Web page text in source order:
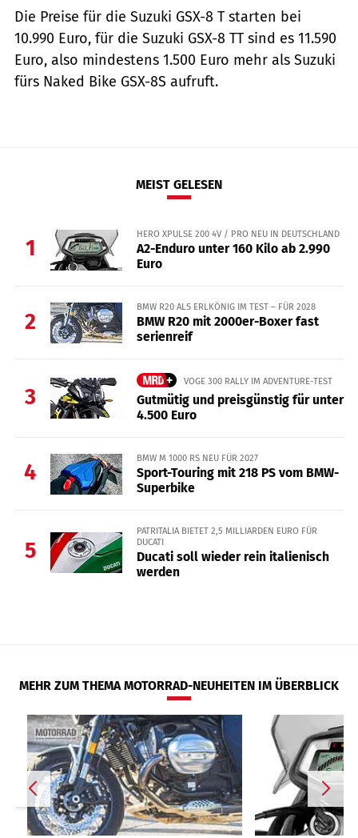
Die Preise für die Suzuki GSX-8 T starten bei
10.990 Euro, für die Suzuki GSX-8 TT sind es 11.590
Euro, also mindestens 1.500 Euro mehr als Suzuki
fürs Naked Bike GSX-8S aufruft.
MEIST GELESEN
1
HERO XPULSE 200 4V / PRO NEU IN DEUTSCHLAND
A2-Enduro unter 160 Kilo ab 2.990
Euro
2
BMW R20 ALS ERLKÖNIG IM TEST – FÜR 2028
BMW R20 mit 2000er-Boxer fast
serienreif
3
VOGE 300 RALLY IM ADVENTURE-TEST
Gutmütig und preisgünstig für unter
4.500 Euro
4
BMW M 1000 RS NEU FÜR 2027
Sport-Touring mit 218 PS vom BMW-
Superbike
5
PATRITALIA BIETET 2,5 MILLIARDEN EURO FÜR
DUCATI
Ducati soll wieder rein italienisch
werden
MEHR ZUM THEMA MOTORRAD-NEUHEITEN IM ÜBERBLICK